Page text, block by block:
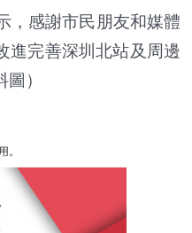
感謝市民朋友和媒體
進完善深圳北站及周邊
）
。